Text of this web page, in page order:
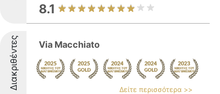
8.1
Διακριθέντες Via Macchiato
Δείτε περισσότερα >>